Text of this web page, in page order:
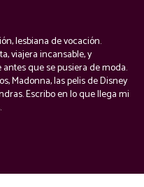
lesbiana de vocación.
viajera incansable, y
que se pusiera de moda.
Madonna, las pelis de Disney
Escribo en lo que llega mi